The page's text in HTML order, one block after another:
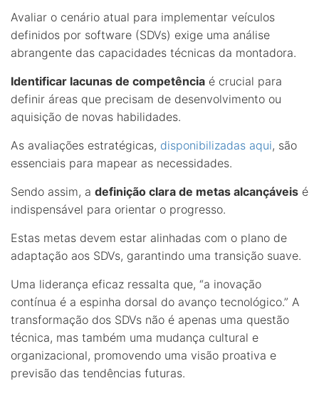
Avaliar o cenário atual para implementar veículos
definidos por software (SDVs) exige uma análise
abrangente das capacidades técnicas da montadora.
Identificar lacunas de competência é crucial para
definir áreas que precisam de desenvolvimento ou
aquisição de novas habilidades.
As avaliações estratégicas, disponibilizadas aqui, são
essenciais para mapear as necessidades.
Sendo assim, a definição clara de metas alcançáveis é
indispensável para orientar o progresso.
Estas metas devem estar alinhadas com o plano de
adaptação aos SDVs, garantindo uma transição suave.
Uma liderança eficaz ressalta que, “a inovação
contínua é a espinha dorsal do avanço tecnológico.” A
transformação dos SDVs não é apenas uma questão
técnica, mas também uma mudança cultural e
organizacional, promovendo uma visão proativa e
previsão das tendências futuras.